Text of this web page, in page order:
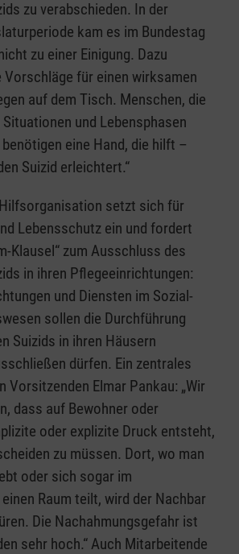
zu verabschieden. In der
kam es im Bundestag
zu einer Einigung. Dazu
Vorschläge für einen wirksamen
auf dem Tisch. Menschen, die
und Lebensphasen
eine Hand, die hilft –
Suizid erleichtert.“
setzt sich für
Lebensschutz ein und fordert
Klausel“ zum Ausschluss des
in ihren Pflegeeinrichtungen:
und Diensten im Sozial-
sollen die Durchführung
Suizids in ihren Häusern
dürfen. Ein zentrales
Vorsitzenden Elmar Pankau: „Wir
dass auf Bewohner oder
oder explizite Druck entsteht,
zu müssen. Dort, wo man
oder sich sogar im
Raum teilt, wird der Nachbar
Die Nachahmungsgefahr ist
sehr hoch.“ Auch Mitarbeitende